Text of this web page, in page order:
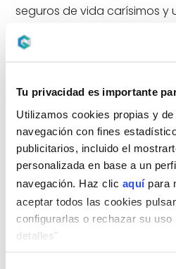
Tu privacidad es importante
Utilizamos cookies propias y
navegación con fines
publicitarios, incluido el
personalizada en base a un
navegación. Haz clic aquípara
aceptar todos las cookies
configurarlas o rechazar su
detalles"
seguros de vida carísimos y
el coste total puede ser muy
hipoteca con un TIN del
te acompañará en el
LaTAE real
El impacto económico
vinculadosa largo plazo.
Lascomisionespor
La viabilidad de la
de riesgo